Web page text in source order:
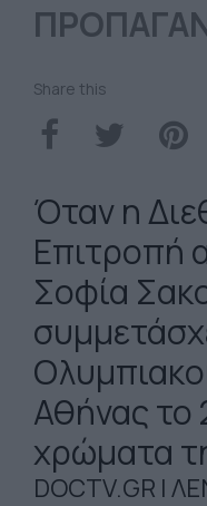
Share this
Όταν η
Επιτροπή
Σοφία
Αθήνας το
χρώματα
DOCTV.GR |